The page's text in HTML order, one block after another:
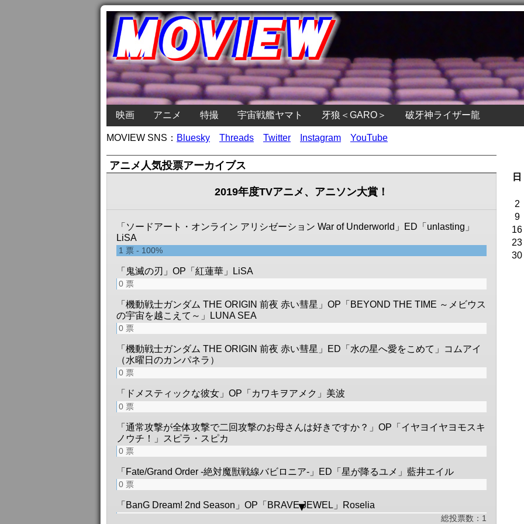
映画 アニメ 特撮 宇宙戦艦ヤマト 牙狼＜GARO＞ 破牙神ライザー龍
MOVIEW SNS： Bluesky Threads Twitter Instagram YouTube
アニメ人気投票アーカイブス
2019年度TVアニメ、アニソン大賞！
「ソードアート・オンライン アリシゼーション War of Underworld」ED「unlasting」
LiSA
1 票 100%
「鬼滅の刃」OP「紅蓮華」LiSA
0 票
「機動戦士ガンダム THE ORIGIN 前夜 赤い彗星」OP「BEYOND THE TIME ～メビウス
の宇宙を越こえて～」LUNA SEA
0 票
「機動戦士ガンダム THE ORIGIN 前夜 赤い彗星」ED「水の星へ愛をこめて」コムアイ
（水曜日のカンパネラ）
0 票
「ドメスティックな彼女」OP「カワキヲアメク」美波
0 票
「通常攻撃が全体攻撃で二回攻撃のお母さんは好きですか？」OP「イヤヨイヤヨモスキ
ノウチ！」スピラ・スピカ
0 票
「Fate/Grand Order -絶対魔獣戦線バビロニア-」ED「星が降るユメ」藍井エイル
0 票
「BanG Dream! 2nd Season」OP「BRAVE JEWEL」Roselia
総投票数：1
日
2
9
16
23
30